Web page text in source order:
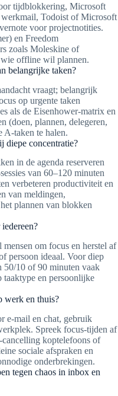
tijdblokkering, Microsoft
Todoist of Microsoft
voor projectnotities.
en Freedom
zoals Moleskine of
offline wil plannen.
belangrijke taken?
vraagt; belangrijk
op urgente taken
als de Eisenhower-matrix en
(doen, plannen, delegeren,
A-taken te halen.
diepe concentratie?
in de agenda reserveren
van 60–120 minuten
verbeteren productiviteit en
van meldingen,
plannen van blokken
om focus en herstel af
persoon ideaal. Voor diep
50/10 of 90 minuten vaak
taaktype en persoonlijke
werk en thuis?
e-mail en chat, gebruik
Spreek focus-tijden af
cancelling koptelefoons of
sociale afspraken en
onderbrekingen.
tegen chaos in inbox en